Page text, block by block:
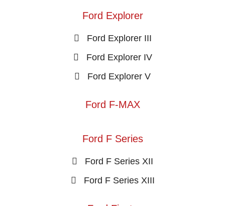
Ford Explorer
Ford Explorer III
Ford Explorer IV
Ford Explorer V
Ford F-MAX
Ford F Series
Ford F Series XII
Ford F Series XIII